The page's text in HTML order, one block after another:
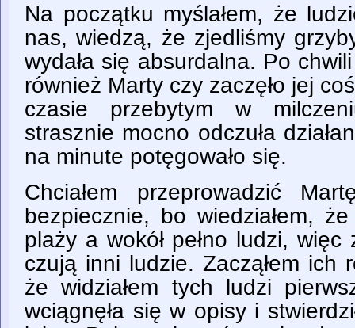
Na początku myślałem, że
nas, wiedzą, że zjedliśmy
wydała się absurdalna. Po
również Marty czy zaczęło jej
czasie przebytym w
strasznie mocno odczuła
na minute potęgowało się.
Chciałem przeprowadzić
bezpiecznie, bo wiedziałem,
plaży a wokół pełno ludzi, więc
czują inni ludzie. Zacząłem ich
że widziałem tych ludzi
wciągnęła się w opisy i